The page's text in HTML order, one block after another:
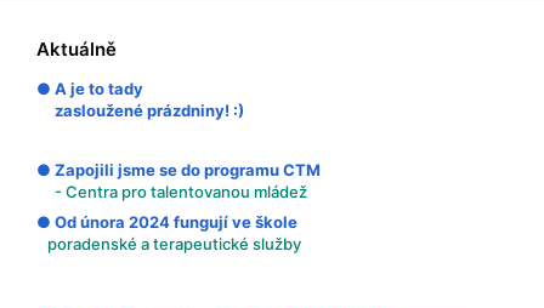
Aktuálně
● A je to tady
zasloužené prázdniny! :)
● Zapojili jsme se do programu CTM
- Centra pro talentovanou mládež
● Od února 2024 fungují ve škole
poradenské a terapeutické služby